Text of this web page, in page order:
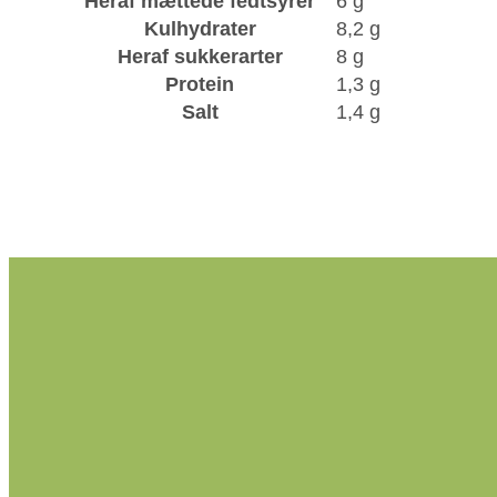
Kulhydrater
8,2 g
Heraf sukkerarter
8 g
Protein
1,3 g
Salt
1,4 g